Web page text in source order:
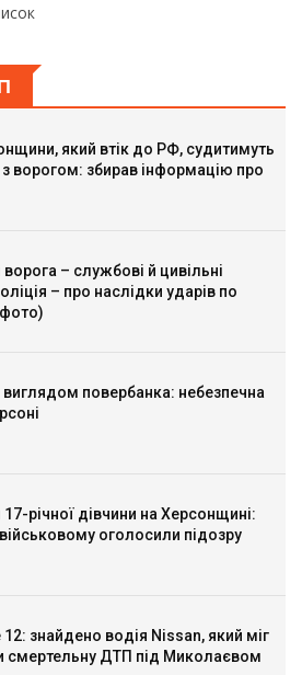
який втік до РФ, судитимуть
з ворогом: збирав інформацію про
– службові й цивільні
– про наслідки ударів по
виглядом повербанка: небезпечна
річної дівчини на Херсонщині:
оголосили підозру
знайдено водія Nissan, який міг
смертельну ДТП під Миколаєвом